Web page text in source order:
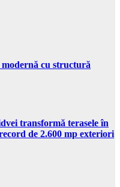
cu structură
transformă terasele în
de 2.600 mp exteriori